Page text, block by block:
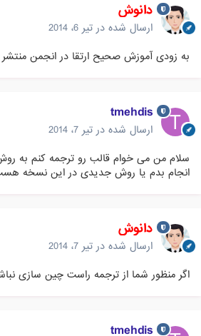
دانوش
ارسال شده در تیر 6، 2014
به زودی آموزش صحیح ارتقا در انجمن
tmehdis
ارسال شده در تیر 7، 2014
سلام من می خوام قالب رو ترجمه کنم به روش
انجام بدم یا روش جدیدی در این نسخه
دانوش
ارسال شده در تیر 7، 2014
اگر منظور شما از ترجمه راست چین سازی
tmehdis